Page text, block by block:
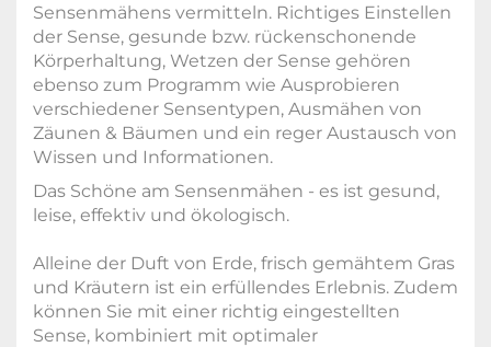
Sensenmähens vermitteln. Richtiges Einstellen
der Sense, gesunde bzw. rückenschonende
Körperhaltung, Wetzen der Sense gehören
ebenso zum Programm wie Ausprobieren
verschiedener Sensentypen, Ausmähen von
Zäunen & Bäumen und ein reger Austausch von
Wissen und Informationen.
Das Schöne am Sensenmähen - es ist gesund,
leise, effektiv und ökologisch.
Alleine der Duft von Erde, frisch gemähtem Gras
und Kräutern ist ein erfüllendes Erlebnis. Zudem
können Sie mit einer richtig eingestellten
Sense, kombiniert mit optimaler